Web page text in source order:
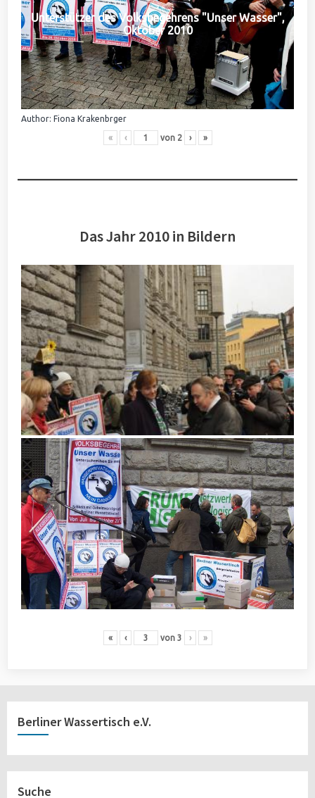
Unterstützer des Volksbegehrens "Unser Wasser",
Oktober 2010
Author: Fiona Krakenbrger
« ‹ von 2 › »
Das Jahr 2010 in Bildern
« ‹ von 3 › »
Berliner Wassertisch e.V.
Suche